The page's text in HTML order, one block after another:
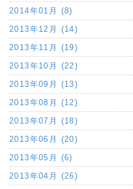
2014年01月 (8)
2013年12月 (14)
2013年11月 (19)
2013年10月 (22)
2013年09月 (13)
2013年08月 (12)
2013年07月 (18)
2013年06月 (20)
2013年05月 (6)
2013年04月 (26)